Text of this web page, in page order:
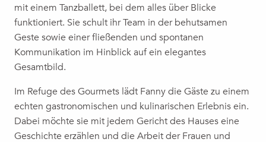
mit einem Tanzballett, bei dem alles über Blicke
funktioniert. Sie schult ihr Team in der behutsamen
Geste sowie einer fließenden und spontanen
Kommunikation im Hinblick auf ein elegantes
Gesamtbild.
Im Refuge des Gourmets lädt Fanny die Gäste zu einem
echten gastronomischen und kulinarischen Erlebnis ein.
Dabei möchte sie mit jedem Gericht des Hauses eine
Geschichte erzählen und die Arbeit der Frauen und